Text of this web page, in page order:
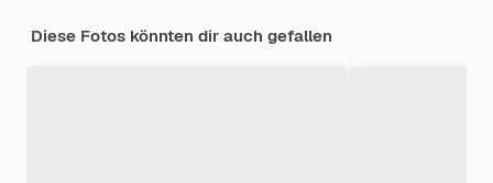
Diese Fotos könnten dir auch gefallen